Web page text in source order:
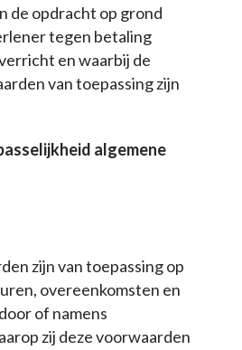
de opdracht op grond
tegen betaling
en waarbij de
van toepassing zijn
algemene
zijn van toepassing op
overeenkomsten en
of namens
zij deze voorwaarden